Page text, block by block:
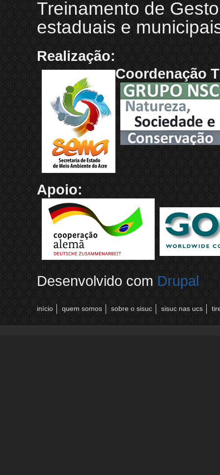
Treinamento de
estaduais e
Realização:
Coordenação
Apoio:
Desenvolvido com Drupal
início quem somos sobre o sisuc sisuc nas ucs